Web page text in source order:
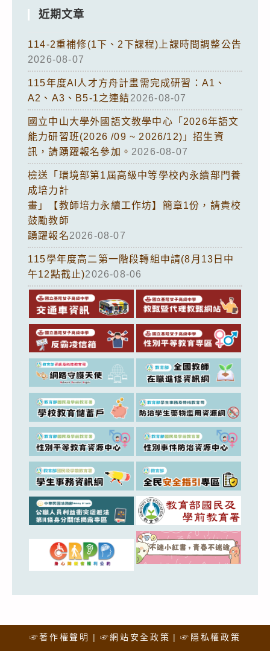
近期文章
114-2重補修(1下、2下課程)上課時間調整公告
2026-08-07
115年度AI人才方舟計畫需完成研習：A1、
A2、A3、B5-1之連結2026-08-07
國立中山大學外國語文教學中心「2026年語文
能力研習班(2026 /09 ~ 2026/12)」招生資
訊，請踴躍報名參加。 2026-08-07
檢送「環境部第1屆高級中等學校內永續部門養
成培力計
畫」【教師培力永續工作坊】簡章1份，請貴校
鼓勵教師
踴躍報名2026-08-07
115學年度高二第一階段轉組申請(8月13日中
午12點截止)2026-08-06
☞著作權聲明 ☞網站安全政策 ☞隱私權政策